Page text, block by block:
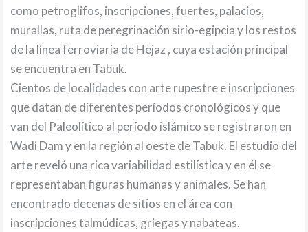
como petroglifos, inscripciones, fuertes, palacios,
murallas, ruta de peregrinación sirio-egipcia y los restos
de la línea ferroviaria de Hejaz , cuya estación principal
se encuentra en Tabuk.
Cientos de localidades con arte rupestre e inscripciones
que datan de diferentes períodos cronológicos y que
van del Paleolítico al período islámico se registraron en
Wadi Dam y en la región al oeste de Tabuk. El estudio del
arte reveló una rica variabilidad estilística y en él se
representaban figuras humanas y animales. Se han
encontrado decenas de sitios en el área con
inscripciones talmúdicas, griegas y nabateas.